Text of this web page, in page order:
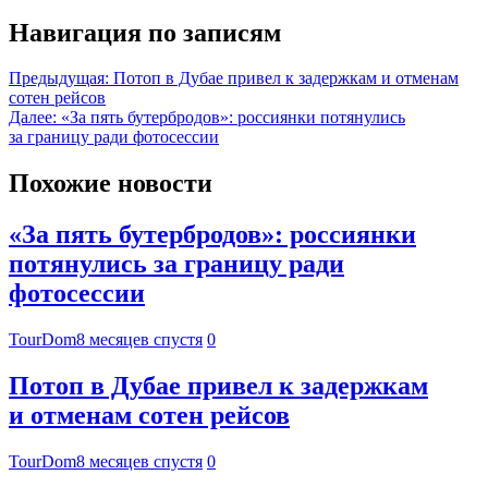
Навигация по записям
Предыдущая: Потоп в Дубае привел к задержкам и отменам
сотен рейсов
Далее: «За пять бутербродов»: россиянки потянулись
за границу ради фотосессии
Похожие новости
«За пять бутербродов»: россиянки
потянулись за границу ради
фотосессии
TourDom8 месяцев спустя 0
Потоп в Дубае привел к задержкам
и отменам сотен рейсов
TourDom8 месяцев спустя 0